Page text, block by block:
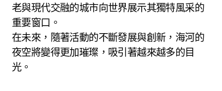
老與現代交融的城市向世界展示其獨特風采的
重要窗口。
在未來，隨著活動的不斷發展與創新，海河的
夜空將變得更加璀璨，吸引著越來越多的目
光。